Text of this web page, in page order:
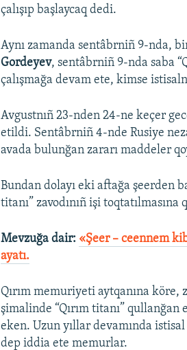
çalışıp başlaycaq dedi.
Aynı zamanda sentâbrniñ 9-nda,
Gordeyev, sentâbrniñ 9-nda saba
çalışmağa devam ete, kimse
Avgustnıñ 23-nden 24-ne keçer
etildi. Sentâbrniñ 4-nde Rusiye
avada bulunğan zararı maddeler
Bundan dolayı eki aftağa şeerden
titanı” zavodınıñ işi
Mevzuğa dair: «Şeer – ceennem
ayatı.
Qırım memuriyeti aytqanına köre,
şimalinde “Qırım titanı”
eken. Uzun yıllar devamında istisal
dep iddia ete memurlar.